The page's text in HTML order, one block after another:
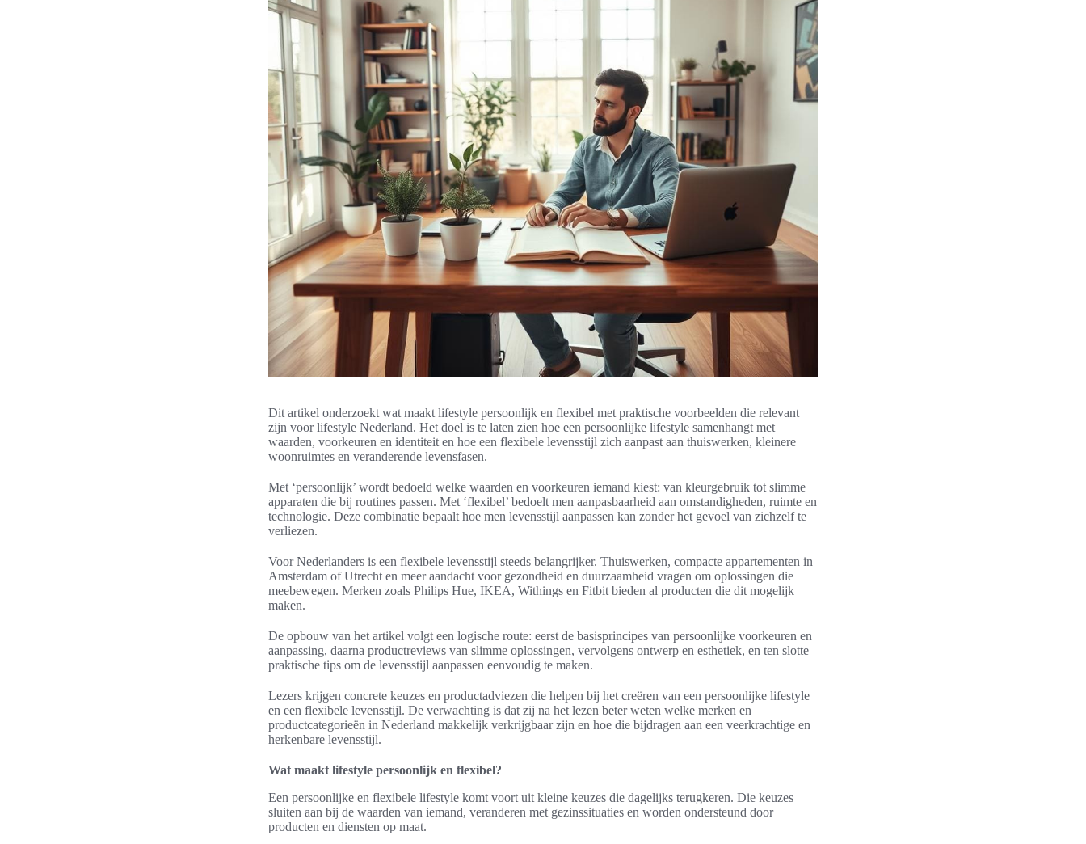
Dit artikel onderzoekt wat maakt lifestyle persoonlijk en flexibel met praktische voorbeelden die relevant
zijn voor lifestyle Nederland. Het doel is te laten zien hoe een persoonlijke lifestyle samenhangt met
waarden, voorkeuren en identiteit en hoe een flexibele levensstijl zich aanpast aan thuiswerken, kleinere
woonruimtes en veranderende levensfasen.
Met ‘persoonlijk’ wordt bedoeld welke waarden en voorkeuren iemand kiest: van kleurgebruik tot slimme
apparaten die bij routines passen. Met ‘flexibel’ bedoelt men aanpasbaarheid aan omstandigheden, ruimte en
technologie. Deze combinatie bepaalt hoe men levensstijl aanpassen kan zonder het gevoel van zichzelf te
verliezen.
Voor Nederlanders is een flexibele levensstijl steeds belangrijker. Thuiswerken, compacte appartementen in
Amsterdam of Utrecht en meer aandacht voor gezondheid en duurzaamheid vragen om oplossingen die
meebewegen. Merken zoals Philips Hue, IKEA, Withings en Fitbit bieden al producten die dit mogelijk
maken.
De opbouw van het artikel volgt een logische route: eerst de basisprincipes van persoonlijke voorkeuren en
aanpassing, daarna productreviews van slimme oplossingen, vervolgens ontwerp en esthetiek, en ten slotte
praktische tips om de levensstijl aanpassen eenvoudig te maken.
Lezers krijgen concrete keuzes en productadviezen die helpen bij het creëren van een persoonlijke lifestyle
en een flexibele levensstijl. De verwachting is dat zij na het lezen beter weten welke merken en
productcategorieën in Nederland makkelijk verkrijgbaar zijn en hoe die bijdragen aan een veerkrachtige en
herkenbare levensstijl.
Wat maakt lifestyle persoonlijk en flexibel?
Een persoonlijke en flexibele lifestyle komt voort uit kleine keuzes die dagelijks terugkeren. Die keuzes
sluiten aan bij de waarden van iemand, veranderen met gezinssituaties en worden ondersteund door
producten en diensten op maat.